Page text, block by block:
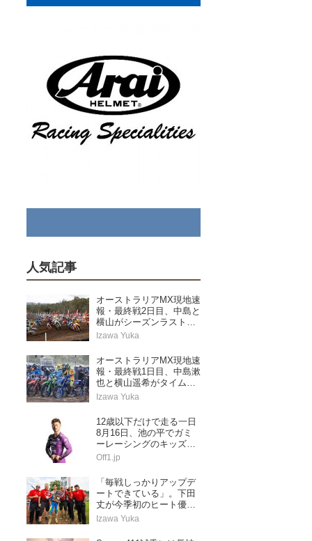
人気記事
オーストラリアMX現地速
報・最終戦2日目、中島と
横山がシーズンラストレ
ースを走り切る
Izawa Yuka
オーストラリアMX現地速
報・最終戦1日目、中島漱
也と横山遥希がタイムア
タック予選に挑む
Izawa Yuka
12歳以下だけで走る一日
8月16日、池の平でガミ
ーレーシングのキッズス
ペシャル
Off1.jp
「毎戦しっかりアップデ
ートできている」。下田
丈が今季初のヒート優勝
&ランキングトップに浮
第5戦レッドバッド
Izawa Yuka